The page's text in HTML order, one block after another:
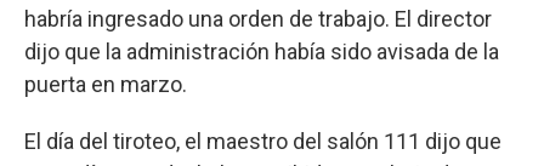
habría ingresado una orden de trabajo. El director
dijo que la administración había sido avisada de la
puerta en marzo.
El día del tiroteo, el maestro del salón 111 dijo que